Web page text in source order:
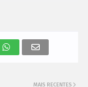
MAIS RECENTES